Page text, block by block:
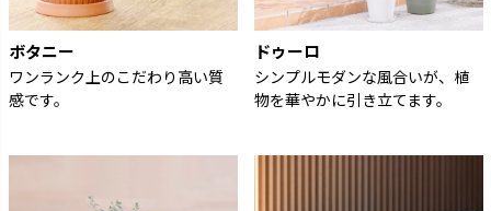
ボタニー
ワンランク上のこだわり高い質
感です。
ドゥーロ
シンプルモダンな風合いが、植
物を華やかに引き立てます。